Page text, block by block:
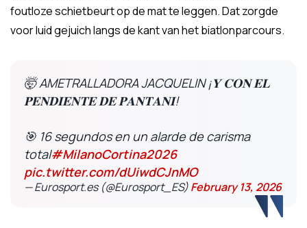
foutloze schietbeurt op de mat te leggen. Dat zorgde
voor luid gejuich langs de kant van het biatlonparcours.
🤯 AMETRALLADORA JACQUELIN ¡𝐘 𝐂𝐎𝐍 𝐄𝐋
𝐏𝐄𝐍𝐃𝐈𝐄𝐍𝐓𝐄 𝐃𝐄 𝐏𝐀𝐍𝐓𝐀𝐍𝐈!
🎯 16 segundos en un alarde de carisma
total#MilanoCortina2026
pic.twitter.com/dUiwdCJnMO
— Eurosport.es (@Eurosport_ES)February 13, 2026